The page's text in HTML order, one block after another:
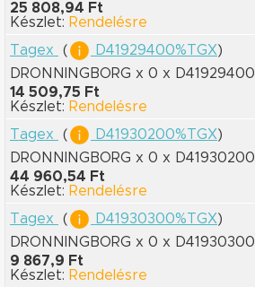
25 808,94 Ft
Készlet: Rendelésre
Tagex
( D41929400%TGX)
DRONNINGBORG x 0 x D41929400
14 509,75 Ft
Készlet: Rendelésre
Tagex
( D41930200%TGX)
DRONNINGBORG x 0 x D41930200
44 960,54 Ft
Készlet: Rendelésre
Tagex
( D41930300%TGX)
DRONNINGBORG x 0 x D41930300
9 867,9 Ft
Készlet: Rendelésre